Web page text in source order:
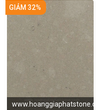
www.hoanggiaphatstone.com
GIẢM 32%